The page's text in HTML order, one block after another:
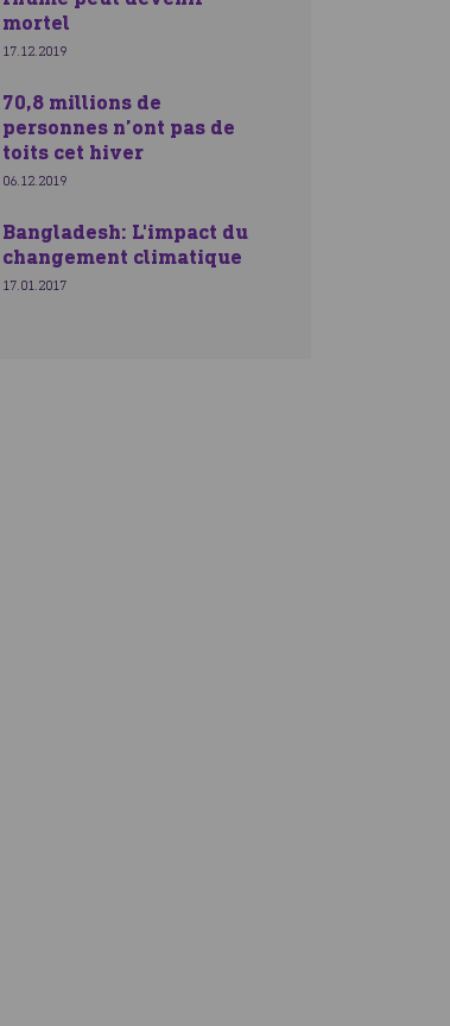
mortel
17.12.2019
70,8 millions de
personnes n’ont pas de
toits cet hiver
06.12.2019
Bangladesh: L'impact du
changement climatique
17.01.2017